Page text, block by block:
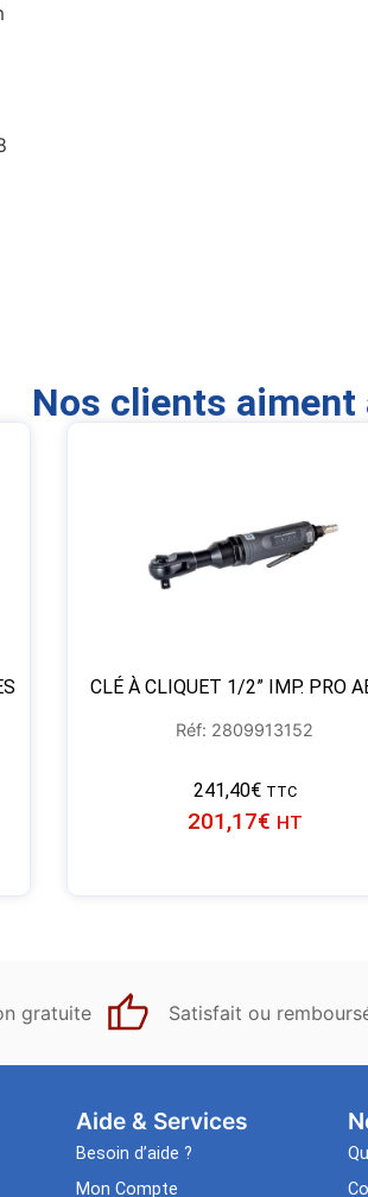
Nos clients aiment
CLÉ À CLIQUET 1/2” IMP. PRO
Réf: 2809913152
241,40€ TTC
201,17€ HT
gratuite Satisfait ou
Aide & Services​
Besoin d’aide ?
Mon Compte